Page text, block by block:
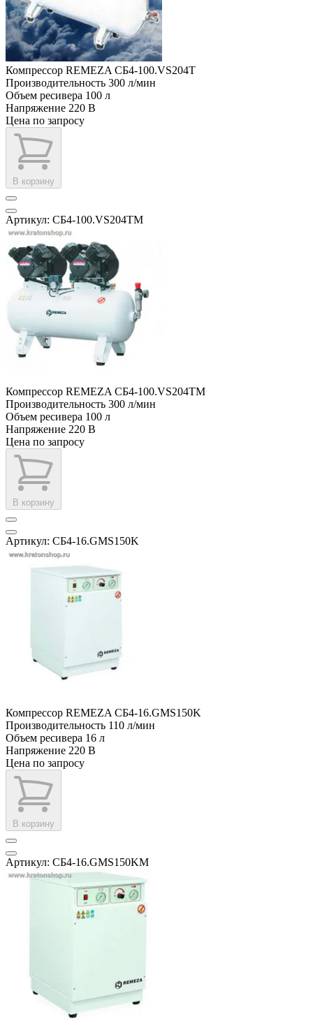
Компрессор REMEZA СБ4-100.VS204Т
Производительность 300 л/мин
Объем ресивера 100 л
Напряжение 220 В
Цена по запросу
В корзину
Артикул: СБ4-100.VS204ТM
Компрессор REMEZA СБ4-100.VS204ТM
Производительность 300 л/мин
Объем ресивера 100 л
Напряжение 220 В
Цена по запросу
В корзину
Артикул: СБ4-16.GMS150K
Компрессор REMEZA СБ4-16.GMS150K
Производительность 110 л/мин
Объем ресивера 16 л
Напряжение 220 В
Цена по запросу
В корзину
Артикул: СБ4-16.GMS150KM